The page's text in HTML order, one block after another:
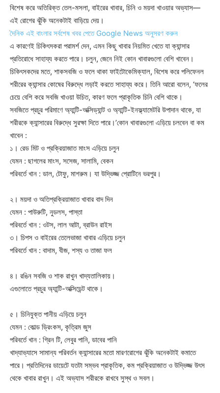
বিশেষ করে অতিরিক্ত তেল-মসলা, বাইরের খাবার, চিনি ও ময়দা খাওয়ার অভ্যাস—
এই রোগের ঝুঁকি অনেকটাই বাড়িয়ে দেয়।
দৈনিক এই বাংলার সর্বশেষ খবর পেতে Google News অনুসরণ করুন
এ কারণেই চিকিৎসকরা পরামর্শ দেন, এমন কিছু খাবার নিয়মিত খেতে যা ক্যান্সার
প্রতিরোধে সাহায্য করতে পারে। চলুন, জেনে নিই কোন খাবারগুলো বেশি খাবেন।
চিকিৎসকদের মতে, শাকসবজি ও ফলে থাকা ফাইটোকেমিক্যাল, বিশেষ করে পলিফেনল
শরীরের ক্যান্সার কোষের বিরুদ্ধে লড়াই করতে সাহায্য করে। তিনি আরো বলেন, ‘ফলের
চেয়ে বেশি করে সবজি খাওয়া উচিত, কারণ ফলে প্রাকৃতিক চিনি বেশি থাকে।
সবজিতে প্রচুর পরিমাণে অ্যান্টি-অক্সিড্যান্ট ও অ্যান্টি-ইনফ্ল্যামেটরি উপাদান থাকে, যা
শরীরকে ক্যান্সারের বিরুদ্ধে সুরক্ষা দিতে পারে।’কোন খাবারগুলো এড়িয়ে চলবেন বা কম
খাবেন :
১। রেড মিট ও প্রক্রিয়াজাত মাংস এড়িয়ে চলুন
যেমন : ছাগলের মাংস, সসেজ, সালামি, বেকন
পরিবর্তে খান : ডাল, টোফু, মাশরুম। যা উদ্ভিজ্জ প্রোটিনে ভরপুর।
২। ময়দা ও অতিপ্রক্রিয়াজাত খাবার বাদ দিন
যেমন : পাউরুটি, নুডলস, পাস্তা
পরিবর্তে খান : ওটস, লাল আটা, ব্রাউন রাইস
৩। চিপস ও বাইরের তেলেভাজা খাবার এড়িয়ে চলুন
পরিবর্তে খান : বাদাম, বীজ, শস্য ও তাজা ফল
৪। রঙিন সবজি ও শাক রাখুন খাদ্যতালিকায়।
এগুলোতে প্রচুর অ্যান্টি-অক্সিডেন্ট থাকে।
৫। চিনিযুক্ত পানীয় এড়িয়ে চলুন
যেমন : কোল্ড ড্রিংকস, কৃত্রিম জুস
পরিবর্তে খান : গ্রিন টি, লেবুর পানি, ডাবের পানি
খাদ্যাভ্যাসে সামান্য পরিবর্তন ক্যান্সারের মতো মারণরোগের ঝুঁকি অনেকটাই কমাতে
পারে। প্রতিদিনের ডায়েটে যতটা সম্ভব প্রাকৃতিক, কম প্রক্রিয়াজাত ও উদ্ভিজ্জ উৎস
থেকে খাবার রাখুন। এই অভ্যাস শরীরকে রাখবে সুস্থ ও সবল।